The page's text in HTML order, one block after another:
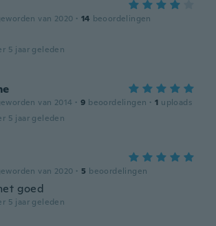
van 2020 · 14 beoordelingen
5 jaar geleden
van 2014 · 9 beoordelingen · 1 uploads
5 jaar geleden
van 2020 · 5 beoordelingen
goed
5 jaar geleden